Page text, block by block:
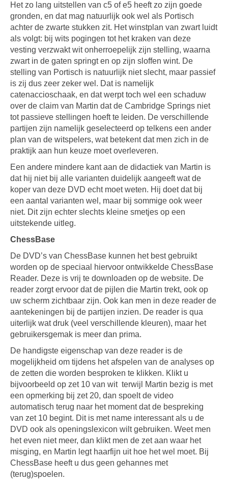
Het zo lang uitstellen van c5 of e5 heeft zo zijn goede
gronden, en dat mag natuurlijk ook wel als Portisch
achter de zwarte stukken zit. Het winstplan van zwart luidt
als volgt: bij wits pogingen tot het kraken van deze
vesting verzwakt wit onherroepelijk zijn stelling, waarna
zwart in de gaten springt en op zijn sloffen wint. De
stelling van Portisch is natuurlijk niet slecht, maar passief
is zij dus zeer zeker wel. Dat is namelijk
catenaccioschaak, en dat werpt toch wel een schaduw
over de claim van Martin dat de Cambridge Springs niet
tot passieve stellingen hoeft te leiden. De verschillende
partijen zijn namelijk geselecteerd op telkens een ander
plan van de witspelers, wat betekent dat men zich in de
praktijk aan hun keuze moet overleveren.
Een andere mindere kant aan de didactiek van Martin is
dat hij niet bij alle varianten duidelijk aangeeft wat de
koper van deze DVD echt moet weten. Hij doet dat bij
een aantal varianten wel, maar bij sommige ook weer
niet. Dit zijn echter slechts kleine smetjes op een
uitstekende uitleg.
ChessBase
De DVD’s van ChessBase kunnen het best gebruikt
worden op de speciaal hiervoor ontwikkelde ChessBase
Reader. Deze is vrij te downloaden op de website. De
reader zorgt ervoor dat de pijlen die Martin trekt, ook op
uw scherm zichtbaar zijn. Ook kan men in deze reader de
aantekeningen bij de partijen inzien. De reader is qua
uiterlijk wat druk (veel verschillende kleuren), maar het
gebruikersgemak is meer dan prima.
De handigste eigenschap van deze reader is de
mogelijkheid om tijdens het afspelen van de analyses op
de zetten die worden besproken te klikken. Klikt u
bijvoorbeeld op zet 10 van wit terwijl Martin bezig is met
een opmerking bij zet 20, dan spoelt de video
automatisch terug naar het moment dat de bespreking
van zet 10 begint. Dit is met name interessant als u de
DVD ook als openingslexicon wilt gebruiken. Weet men
het even niet meer, dan klikt men de zet aan waar het
misging, en Martin legt haarfijn uit hoe het wel moet. Bij
ChessBase heeft u dus geen gehannes met
(terug)spoelen.